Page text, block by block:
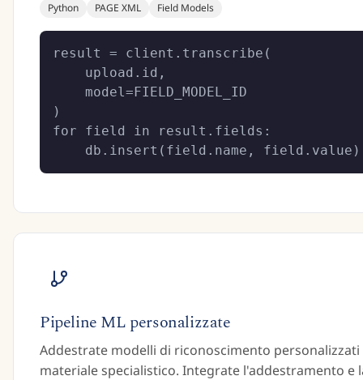
Python PAGE XML Field Models
result = client.transcribe(
    upload.id,
    model=FIELD_MODEL_ID
)
for field in result.fields:
    db.insert(field.name, field.value)
Pipeline ML personalizzate
Addestrate modelli di riconoscimento
materiale specialistico. Integrate l'addestramento e